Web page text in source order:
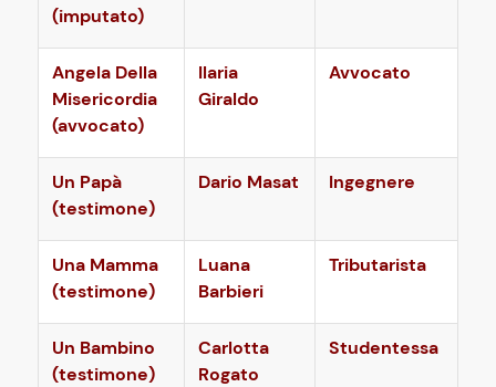
(imputato)
Angela Della
Misericordia
(avvocato)
Ilaria
Giraldo
Avvocato
Un Papà
(testimone)
Dario Masat Ingegnere
Una Mamma
(testimone)
Luana
Barbieri
Tributarista
Un Bambino
(testimone)
Carlotta
Rogato
Studentessa